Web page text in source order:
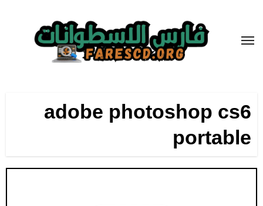
المحتوى
adobe photoshop cs6
portable